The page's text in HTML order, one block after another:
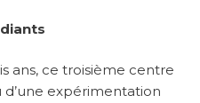
ans, ce troisième centre
d’une expérimentation